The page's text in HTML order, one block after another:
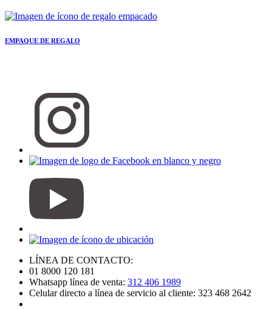
EMPAQUE DE REGALO
LÍNEA DE CONTACTO:
01 8000 120 181
Whatsapp línea de venta: 312 406 1989
Celular directo a línea de servicio al cliente: 323 468 2642